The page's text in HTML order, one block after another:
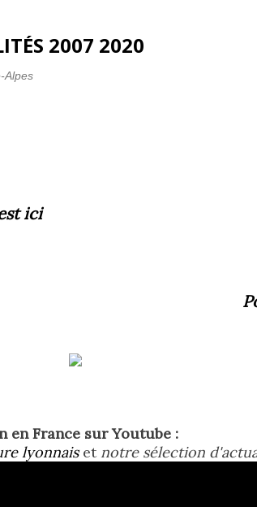
2007 2020
Alpes
ici
en France sur Youtube :
lyonnais et notre sélection